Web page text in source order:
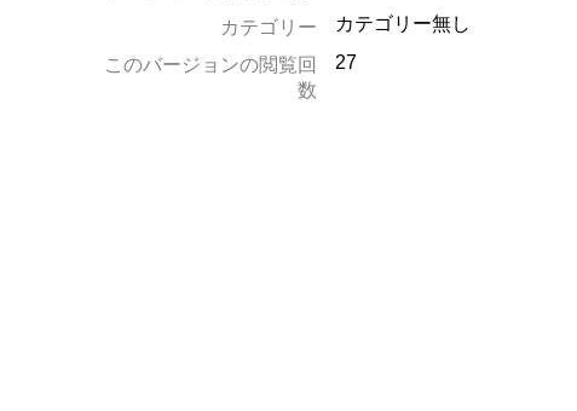
カテゴリー
カテゴリー無し
このバージョンの閲覧回
数
27